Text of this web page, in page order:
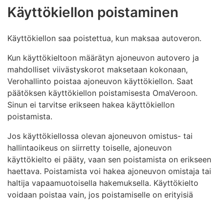
Käyttökiellon poistaminen
Käyttökiellon saa poistettua, kun maksaa autoveron.
Kun käyttökieltoon määrätyn ajoneuvon autovero ja
mahdolliset viivästyskorot maksetaan kokonaan,
Verohallinto poistaa ajoneuvon käyttökiellon. Saat
päätöksen käyttökiellon poistamisesta OmaVeroon.
Sinun ei tarvitse erikseen hakea käyttökiellon
poistamista.
Jos käyttökiellossa olevan ajoneuvon omistus- tai
hallintaoikeus on siirretty toiselle, ajoneuvon
käyttökielto ei pääty, vaan sen poistamista on erikseen
haettava. Poistamista voi hakea ajoneuvon omistaja tai
haltija vapaamuotoisella hakemuksella. Käyttökielto
voidaan poistaa vain, jos poistamiselle on erityisiä